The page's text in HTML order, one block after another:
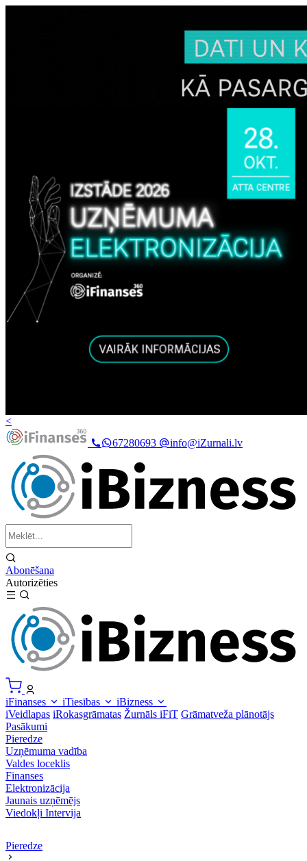
<
67280693
info@iZurnali.lv
Abonēšana
Autorizēties
iFinanses iTiesības
iBizness
iVeidlapas iRokasgrāmatas Žurnāls iFiT Grāmatveža plānotājs
Pasākumi
Pieredze
Uzņēmuma vadība
Valdes loceklis
Finanses
Elektronizācija
Jaunais uzņēmējs
Viedokļi Intervija
Pieredze